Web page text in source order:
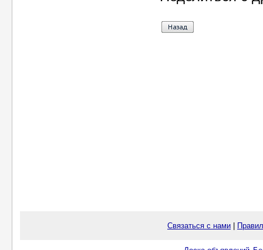
Связаться с нами